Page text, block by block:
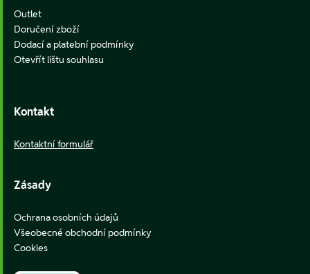
Outlet
Doručení zboží
Dodací a platební podmínky
Otevřít lištu souhlasu
Kontakt
Kontaktní formulář
Zásady
Ochrana osobních údajů
Všeobecné obchodní podmínky
Cookies